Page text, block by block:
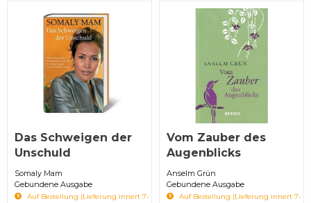
Das Schweigen der
Unschuld
Somaly Mam
Gebundene Ausgabe
Auf Bestellung (Lieferung innert 7-
Vom Zauber des
Augenblicks
Anselm Grün
Gebundene Ausgabe
Auf Bestellung (Lieferung innert 7-